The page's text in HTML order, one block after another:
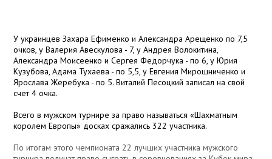
У украинцев Захара Ефименко и Александра Арещенко по 7,5
очков, у Валерия Авескулова - 7, у Андрея Волокитина,
Александра Моисеенко и Сергея Федорчука - по 6, у Юрия
Кузубова, Адама Тухаева - по 5,5, у Евгения Мирошниченко и
Ярослава Жеребука - по 5. Виталий Песоцкий записал на свой
счет 4 очка.
Всего в мужском турнире за право называться «Шахматным
королем Европы» досках сражались 322 участника.
По итогам этого чемпионата 22 лучших участника мужского